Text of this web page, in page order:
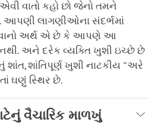
વાતો કહો છો જેનો તમને
આપણી લાગણીઓના સંદર્ભમાં
અર્થ એ છે કે આપણે આ
અને દરેક વ્યક્તિ ખુશી ઇચ્છે છે
શાંત, શાંતિપૂર્ણ ખુશી નાટકીય "અરે
ઘણું સ્થિર છે.
વૈચારિક માળખું